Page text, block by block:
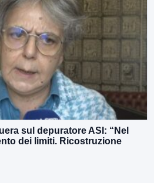
sul depuratore ASI: “Nel
dei limiti. Ricostruzione